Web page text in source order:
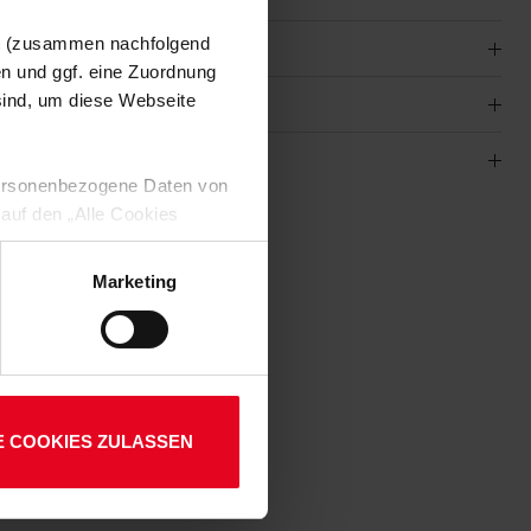
nachfolgend
und ggf. eine Zuordnung
um diese Webseite
Daten von
den „Alle Cookies
Verarbeitung Ihrer
Art. 6 Abs. 1 lit. a DSGVO
Ihre etwaig erteilten
Marketing
COOKIES ZULASSEN